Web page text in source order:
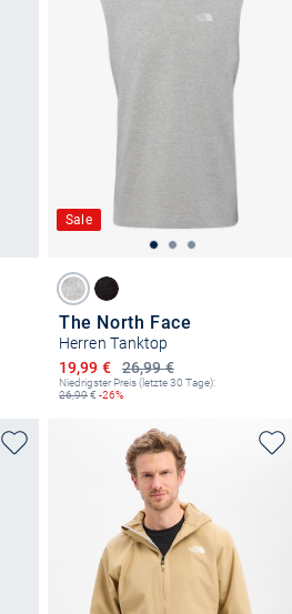
Sale
The North Face
Herren Tanktop
26,99 €
Ermäßigter Preis
19,99 €
Niedrigster Preis (letzte 30 Tage):
26,99€ -26%